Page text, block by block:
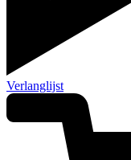
Verlanglijst